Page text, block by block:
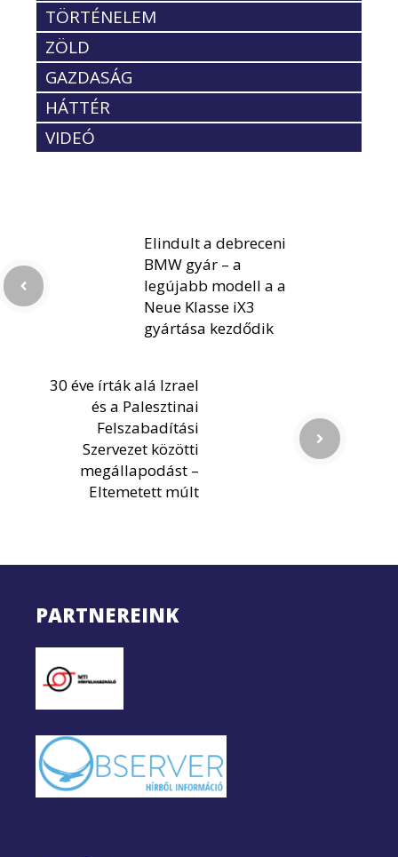
TÖRTÉNELEM
ZÖLD
GAZDASÁG
HÁTTÉR
VIDEÓ
Elindult a debreceni
BMW gyár – a
legújabb modell a a
Neue Klasse iX3
gyártása kezdődik
30 éve írták alá Izrael
és a Palesztinai
Felszabadítási
Szervezet közötti
megállapodást –
Eltemetett múlt
PARTNEREINK